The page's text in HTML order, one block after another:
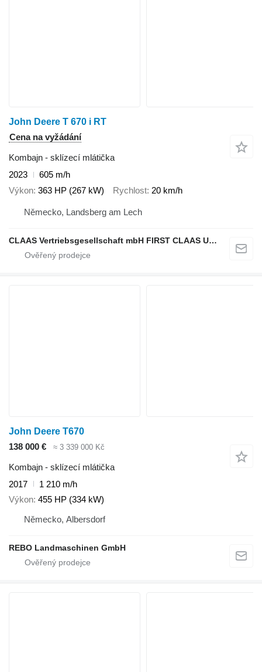
John Deere T 670 i RT
Cena na vyžádání
Kombajn - sklízecí mlátička
2023
605 m/h
Výkon 363 HP (267 kW) Rychlost 20 km/h
Německo, Landsberg am Lech
CLAAS Vertriebsgesellschaft mbH FIRST CLAAS USED Center
John Deere T670
138 000 €
≈ 3 339 000 Kč
Kombajn - sklízecí mlátička
2017
1 210 m/h
Výkon 455 HP (334 kW)
Německo, Albersdorf
REBO Landmaschinen GmbH